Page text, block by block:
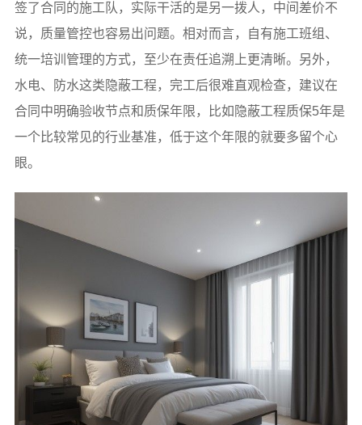
签了合同的施工队，实际干活的是另一拨人，中间差价不
说，质量管控也容易出问题。相对而言，自有施工班组、
统一培训管理的方式，至少在责任追溯上更清晰。另外，
水电、防水这类隐蔽工程，完工后很难直观检查，建议在
合同中明确验收节点和质保年限，比如隐蔽工程质保5年是
一个比较常见的行业基准，低于这个年限的就要多留个心
眼。